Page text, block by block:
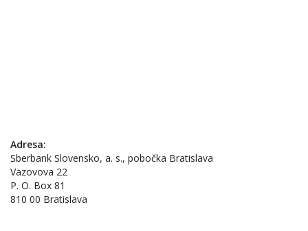
Adresa:
Sberbank Slovensko, a. s., pobočka Bratislava
Vazovova 22
P. O. Box 81
810 00 Bratislava